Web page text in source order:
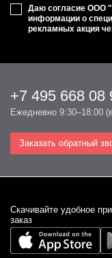
Даю согласие ООО
информации о
рекламных акция
+7 495 668 08
Ежедневно 9:30–18:00
Заказать обратный
Cкачивайте удобное
заказ